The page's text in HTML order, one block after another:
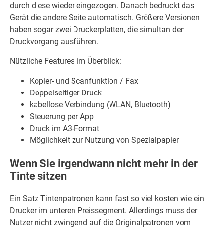
durch diese wieder eingezogen. Danach bedruckt das
Gerät die andere Seite automatisch. Größere Versionen
haben sogar zwei Druckerplatten, die simultan den
Druckvorgang ausführen.
Nützliche Features im Überblick:
Kopier- und Scanfunktion / Fax
Doppelseitiger Druck
kabellose Verbindung (WLAN, Bluetooth)
Steuerung per App
Druck im A3-Format
Möglichkeit zur Nutzung von Spezialpapier
Wenn Sie irgendwann nicht mehr in der
Tinte sitzen
Ein Satz Tintenpatronen kann fast so viel kosten wie ein
Drucker im unteren Preissegment. Allerdings muss der
Nutzer nicht zwingend auf die Originalpatronen vom